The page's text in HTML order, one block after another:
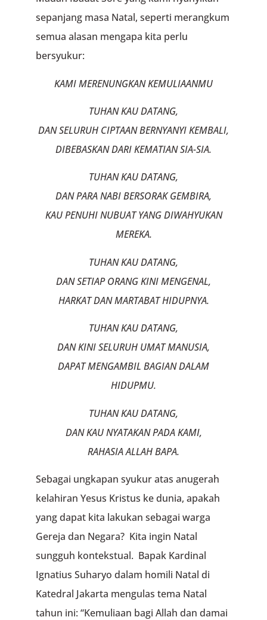
sepanjang masa Natal, seperti merangkum
semua alasan mengapa kita perlu
bersyukur:
KAMI MERENUNGKAN KEMULIAANMU
TUHAN KAU DATANG,
DAN SELURUH CIPTAAN BERNYANYI KEMBALI,
DIBEBASKAN DARI KEMATIAN SIA-SIA.
TUHAN KAU DATANG,
DAN PARA NABI BERSORAK GEMBIRA,
KAU PENUHI NUBUAT YANG DIWAHYUKAN
MEREKA.
TUHAN KAU DATANG,
DAN SETIAP ORANG KINI MENGENAL,
HARKAT DAN MARTABAT HIDUPNYA.
TUHAN KAU DATANG,
DAN KINI SELURUH UMAT MANUSIA,
DAPAT MENGAMBIL BAGIAN DALAM
HIDUPMU.
TUHAN KAU DATANG,
DAN KAU NYATAKAN PADA KAMI,
RAHASIA ALLAH BAPA.
Sebagai ungkapan syukur atas anugerah
kelahiran Yesus Kristus ke dunia, apakah
yang dapat kita lakukan sebagai warga
Gereja dan Negara? Kita ingin Natal
sungguh kontekstual. Bapak Kardinal
Ignatius Suharyo dalam homili Natal di
Katedral Jakarta mengulas tema Natal
tahun ini: “Kemuliaan bagi Allah dan damai